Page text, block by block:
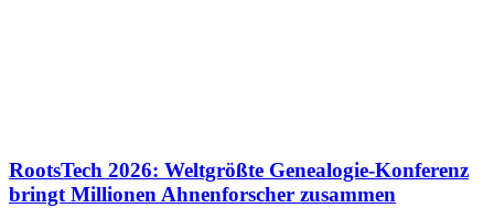
RootsTech 2026: Weltgrößte Genealogie-Konferenz
bringt Millionen Ahnenforscher zusammen